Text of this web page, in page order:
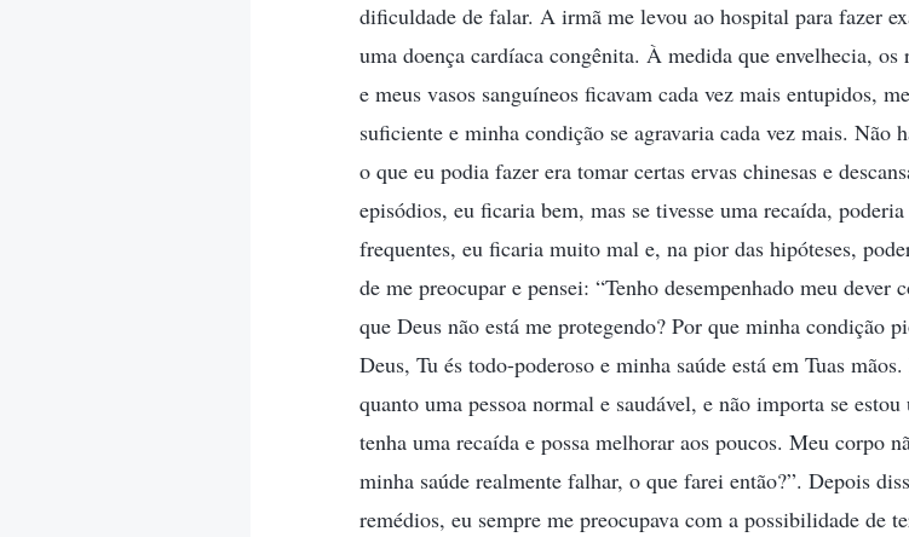
dificuldade de falar. A irmã me levou ao hospital para fazer
uma doença cardíaca congênita. À medida que envelhecia, os
e meus vasos sanguíneos ficavam cada vez mais entupidos,
suficiente e minha condição se agravaria cada vez mais. Não
o que eu podia fazer era tomar certas ervas chinesas e
episódios, eu ficaria bem, mas se tivesse uma recaída,
frequentes, eu ficaria muito mal e, na pior das hipóteses,
de me preocupar e pensei: “Tenho desempenhado meu dever
que Deus não está me protegendo? Por que minha condição
Deus, Tu és todo-poderoso e minha saúde está em Tuas
quanto uma pessoa normal e saudável, e não importa se
tenha uma recaída e possa melhorar aos poucos. Meu corpo
minha saúde realmente falhar, o que farei então?”. Depois
remédios, eu sempre me preocupava com a possibilidade de